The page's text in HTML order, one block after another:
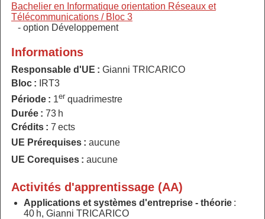
Bachelier en Informatique orientation Réseaux et
Télécommunications / Bloc 3
- option Développement
Informations
Responsable d'UE : Gianni TRICARICO
Bloc :
IRT3
Période : 1er quadrimestre
Durée : 73 h
Crédits : 7 ects
UE Prérequises : aucune
UE Corequises : aucune
Activités d'apprentissage (AA)
Applications et systèmes d'entreprise - théorie :
40 h, Gianni TRICARICO